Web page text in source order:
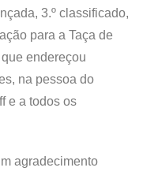
3.º classificado,
para a Taça de
endereçou
na pessoa do
e a todos os
agradecimento